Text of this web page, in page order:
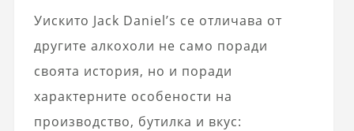
Уискито Jack Daniel’s се отличава от
другите алкохоли не само поради
своята история, но и поради
характерните особености на
производство, бутилка и вкус: